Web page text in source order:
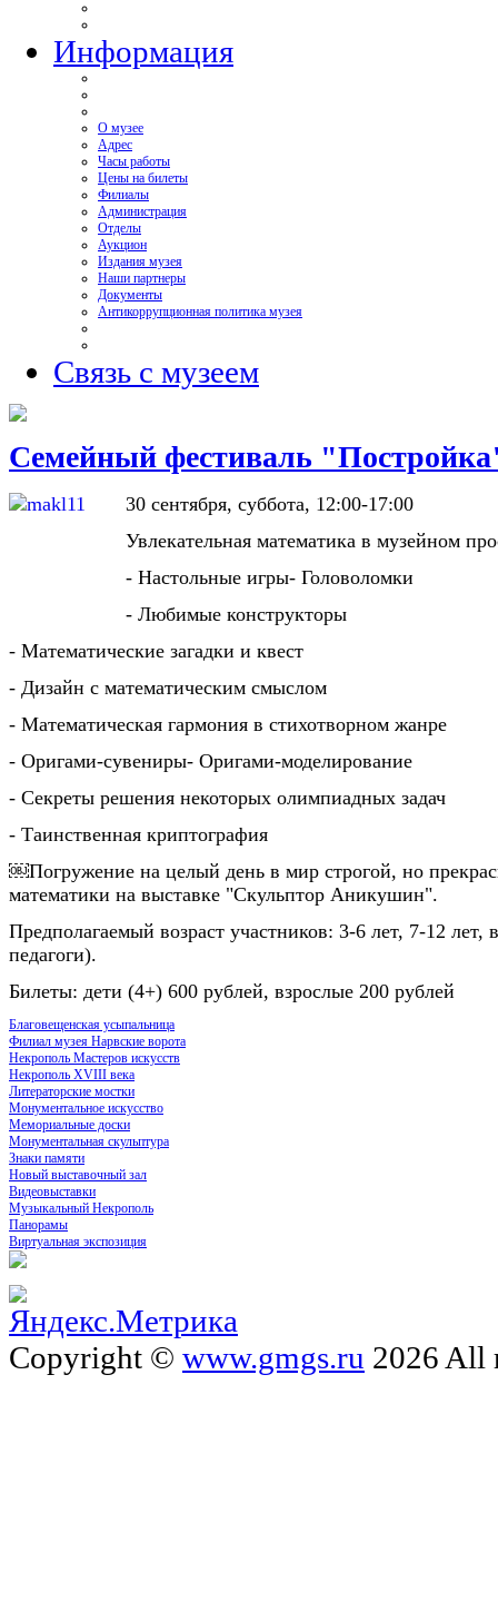
Информация
О музее
Адрес
Часы работы
Цены на билеты
Филиалы
Администрация
Отделы
Аукцион
Издания музея
Наши партнеры
Документы
Антикоррупционная политика музея
Связь с музеем
Семейный фестиваль
30 сентября, суббота, 12:00-17:00
Увлекательная математика в музейном
- Настольные игры- Головоломки
- Любимые конструкторы
- Математические загадки и квест
- Дизайн с математическим смыслом
- Математическая гармония в стихотворном жанре
- Оригами-сувениры- Оригами-моделирование
- Секреты решения некоторых олимпиадных задач
- Таинственная криптография
￼Погружение на целый день в мир строгой, но
математики на выставке "Скульптор Аникушин".
Предполагаемый возраст участников: 3-6 лет, 7-12 лет,
педагоги).
Билеты: дети (4+) 600 рублей, взрослые 200 рублей
Благовещенская усыпальница
Филиал музея Нарвские ворота
Некрополь Мастеров искусств
Некрополь XVIII века
Литераторские мостки
Монументальное искусство
Мемориальные доски
Монументальная скульптура
Знаки памяти
Новый выставочный зал
Видеовыставки
Музыкальный Некрополь
Панорамы
Виртуальная экспозиция
Copyright © www.gmgs.ru 2026 All